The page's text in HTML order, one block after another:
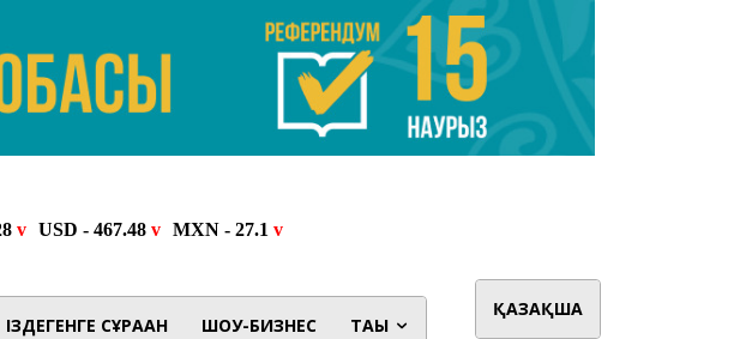
ІЗДЕГЕНГЕ СҰРАҒАН ШОУ-БИЗНЕС ТАҒЫ
ҚАЗАҚША